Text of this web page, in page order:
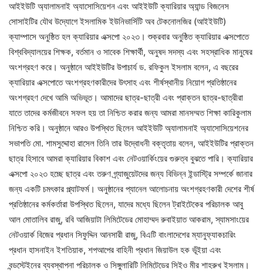
আইইউটি অ্যালামনাই অ্যাসোসিয়েশন এবং আইইউটি ক্যারিয়ার অ্যান্ড বিজনেস
সোসাইটির যৌথ উদ্যোগে ইসলামিক ইউনিভার্সিটি অব টেকনোলজির (আইইউটি)
ক্যাম্পাসে অনুষ্ঠিত হল ক্যারিয়ার এক্সপো ২০২৩। শুক্রবার অনুষ্ঠিত ক্যারিয়ার এক্সপোতে
বিশ্ববিদ্যালয়ের শিক্ষক, বর্তমান ও সাবেক শিক্ষার্থী, অনুষদ সদস্য এবং সহস্রাধিক মানুষের
অংশগ্রহণ করে। অনুষ্ঠানে আইইউটির উপাচার্য ড. রফিকুল ইসলাম বলেন, এ বছরের
ক্যারিয়ার এক্সপোতে অংশগ্রহণকারীদের উৎসাহ এবং শীর্ষস্থানীয় নিয়োগ প্রতিষ্ঠানের
অংশগ্রহণ দেখে আমি অভিভূত। আমাদের ছাত্র-ছাত্রী এবং প্রাক্তন ছাত্র-ছাত্রীরা
যাতে তাদের কর্মজীবনে সফল হয় তা নিশ্চিত করার জন্য আমরা মানসম্মত শিক্ষা কারিকুলাম
নিশ্চিত করি। অনুষ্ঠানে আরও উপস্থিত ছিলেন আইইউটি অ্যালামনাই অ্যাসোসিয়েশনের
সভাপতি মো. শামসুদ্দোহা রাসেল তিনি তার উদ্বোধনী বক্তৃতায় বলেন, আইইউটির প্রাক্তন
ছাত্র হিসাবে আমরা ক্যারিয়ার বিকাশ এবং নেটওয়ার্কিংয়ের গুরুত্ব বুঝতে পারি। ক্যারিয়ার
এক্সপো ২০২৩ হচ্ছে ছাত্র এবং তরুণ গ্র্যাজুয়েটদের জন্য বিভিন্ন ইন্ডাস্ট্রি সম্পর্কে জানার
জন্য একটি চমৎকার প্ল্যাটফর্ম। অনুষ্ঠানের প্যানেল আলোচনায় অংশগ্রহণকারী দেশের শীর্ষ
প্রতিষ্ঠানের কর্মকর্তারা উপস্থিত ছিলেন, যাদের মধ্যে ছিলেন ট্রাইটেকের পরিচালক আবু
আল মোতালিব রাজু, রবি আজিয়াটা লিমিটেডের মোহাম্মদ রুবাইয়াত আকরাম, স্যামসাংয়ের
নেটওয়ার্ক বিজের প্রধান সিফুদ্দিন আনসারী রাজু, বিএটি বাংলাদেশের ম্যানুফ্যাকচারিং
প্রধান হাসনাইন ইশতিয়াক, শপআপের বাহিনী প্রধান জিয়াউল হক ভূঁইয়া এবং
বন্ডস্টেইনের ব্যবস্থাপনা পরিচালক ও সিঙ্গুলারিটি লিমিটেডের সিইও মীর শাহরুখ ইসলাম।